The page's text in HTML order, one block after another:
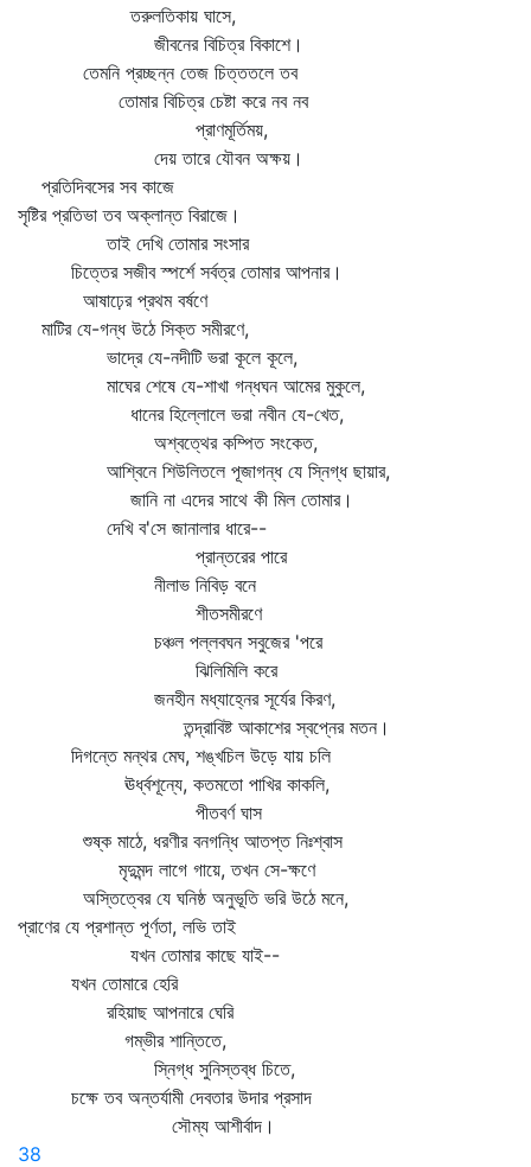
তরুলতিকায় ঘাসে,
জীবনের বিচিত্র বিকাশে।
তেমনি প্রচ্ছন্ন তেজ চিত্ততলে তব
তোমার বিচিত্র চেষ্টা করে নব নব
প্রাণমূর্তিময়,
দেয় তারে যৌবন অক্ষয়।
প্রতিদিবসের সব কাজে
সৃষ্টির প্রতিভা তব অক্লান্ত বিরাজে।
তাই দেখি তোমার সংসার
চিত্তের সজীব স্পর্শে সর্বত্র তোমার আপনার।
আষাঢ়ের প্রথম বর্ষণে
মাটির যে-গন্ধ উঠে সিক্ত সমীরণে,
ভাদ্রে যে-নদীটি ভরা কূলে কূলে,
মাঘের শেষে যে-শাখা গন্ধঘন আমের মুকুলে,
ধানের হিল্লোলে ভরা নবীন যে-খেত,
অশ্বত্থের কম্পিত সংকেত,
আশ্বিনে শিউলিতলে পূজাগন্ধ যে স্নিগ্ধ ছায়ার,
জানি না এদের সাথে কী মিল তোমার।
দেখি ব'সে জানালার ধারে--
প্রান্তরের পারে
নীলাভ নিবিড় বনে
শীতসমীরণে
চঞ্চল পল্লবঘন সবুজের 'পরে
ঝিলিমিলি করে
জনহীন মধ্যাহ্নের সূর্যের কিরণ,
তন্দ্রাবিষ্ট আকাশের স্বপ্নের মতন।
দিগন্তে মন্থর মেঘ, শঙ্খচিল উড়ে যায় চলি
ঊর্ধ্বশূন্যে, কতমতো পাখির কাকলি,
পীতবর্ণ ঘাস
শুষ্ক মাঠে, ধরণীর বনগন্ধি আতপ্ত নিঃশ্বাস
মৃদুমন্দ লাগে গায়ে, তখন সে-ক্ষণে
অস্তিত্বের যে ঘনিষ্ঠ অনুভূতি ভরি উঠে মনে,
প্রাণের যে প্রশান্ত পূর্ণতা, লভি তাই
যখন তোমার কাছে যাই--
যখন তোমারে হেরি
রহিয়াছ আপনারে ঘেরি
গম্ভীর শান্তিতে,
স্নিগ্ধ সুনিস্তব্ধ চিতে,
চক্ষে তব অন্তর্যামী দেবতার উদার প্রসাদ
সৌম্য আশীর্বাদ।
38